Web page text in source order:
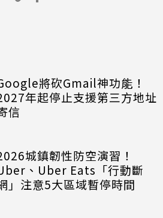
將砍Gmail神功能！
年起停止支援第三方地址
信
城鎮韌性防空演習！
、Uber Eats「行動斷
」注意5大區域暫停時間